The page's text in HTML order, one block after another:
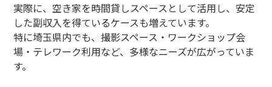
実際に、空き家を時間貸しスペースとして活用し、安定
した副収入を得ているケースも増えています。
特に埼玉県内でも、撮影スペース・ワークショップ会
場・テレワーク利用など、多様なニーズが広がっていま
す。